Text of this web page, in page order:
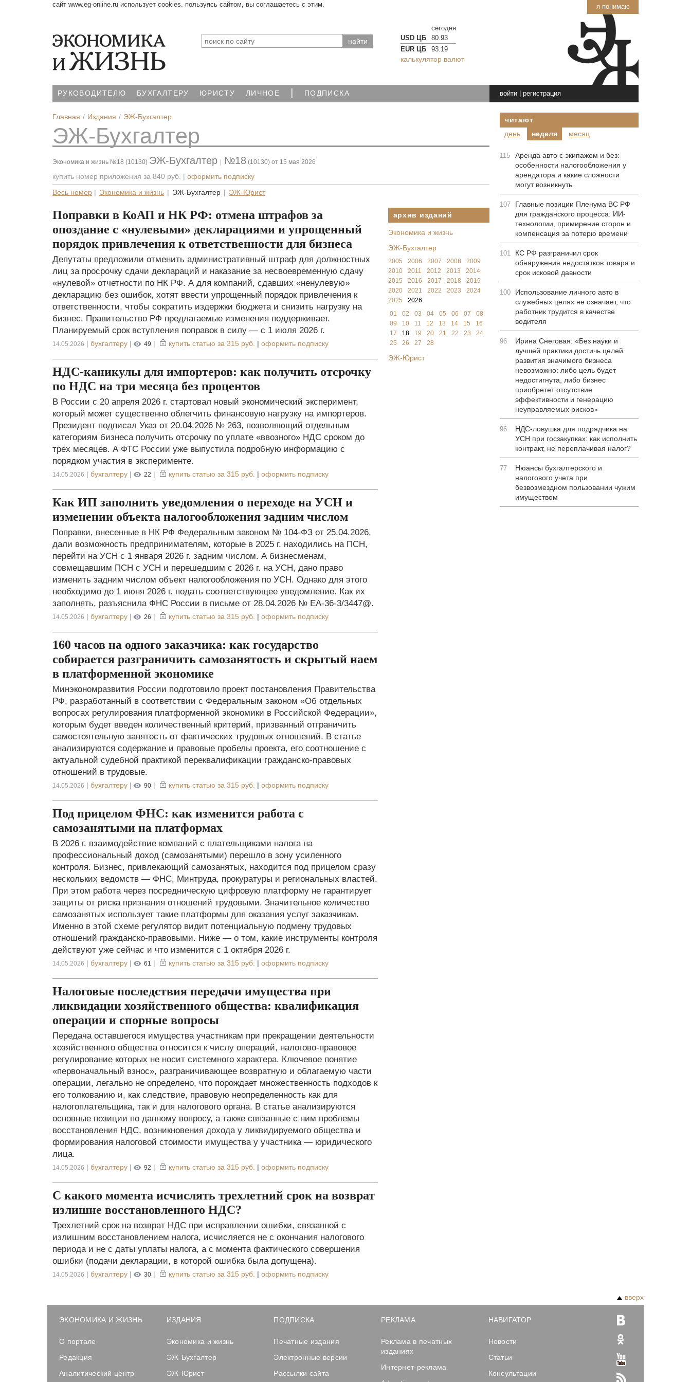
я понимаю
сайт www.eg-online.ru использует cookies. пользуясь сайтом, вы соглашаетесь с этим.
сегодня
USD ЦБ
80.93
EUR ЦБ
93.19
калькулятор валют
РУКОВОДИТЕЛЮ БУХГАЛТЕРУ ЮРИСТУ ЛИЧНОЕ | ПОДПИСКА войти| регистрация
Главная Издания ЭЖ-Бухгалтер
ЭЖ-Бухгалтер
Экономика и жизнь №18 (10130) ЭЖ-Бухгалтер №18 (10130) от 15 мая 2026
купить номер приложения за 840 руб. | оформить подписку
Весь номер Экономика и жизнь ЭЖ-Бухгалтер ЭЖ-Юрист
Поправки в КоАП и НК РФ: отмена штрафов за
опоздание с «нулевыми» декларациями и упрощенный
порядок привлечения к ответственности для бизнеса
Депутаты предложили отменить административный штраф для должностных
лиц за просрочку сдачи деклараций и наказание за несвоевременную сдачу
«нулевой» отчетности по НК РФ. А для компаний, сдавших «ненулевую»
декларацию без ошибок, хотят ввести упрощенный порядок привлечения к
ответственности, чтобы сократить издержки бюджета и снизить нагрузку на
бизнес. Правительство РФ предлагаемые изменения поддерживает.
Планируемый срок вступления поправок в силу — с 1 июля 2026 г.
14.05.2026 | бухгалтеру | 49 | купить статью за 315 руб. | оформить подписку
НДС-каникулы для импортеров: как получить отсрочку
по НДС на три месяца без процентов
В России с 20 апреля 2026 г. стартовал новый экономический эксперимент,
который может существенно облегчить финансовую нагрузку на импортеров.
Президент подписал Указ от 20.04.2026 № 263, позволяющий отдельным
категориям бизнеса получить отсрочку по уплате «ввозного» НДС сроком до
трех месяцев. А ФТС России уже выпустила подробную информацию с
порядком участия в эксперименте.
14.05.2026 | бухгалтеру | 22 | купить статью за 315 руб. | оформить подписку
Как ИП заполнить уведомления о переходе на УСН и
изменении объекта налогообложения задним числом
Поправки, внесенные в НК РФ Федеральным законом № 104-ФЗ от 25.04.2026,
дали возможность предпринимателям, которые в 2025 г. находились на ПСН,
перейти на УСН с 1 января 2026 г. задним числом. А бизнесменам,
совмещавшим ПСН с УСН и перешедшим с 2026 г. на УСН, дано право
изменить задним числом объект налогообложения по УСН. Однако для этого
необходимо до 1 июня 2026 г. подать соответствующее уведомление. Как их
заполнять, разъяснила ФНС России в письме от 28.04.2026 № ЕА-36-3/3447@.
14.05.2026 | бухгалтеру | 26 | купить статью за 315 руб. | оформить подписку
160 часов на одного заказчика: как государство
собирается разграничить самозанятость и скрытый наем
в платформенной экономике
Минэкономразвития России подготовило проект постановления Правительства
РФ, разработанный в соответствии с Федеральным законом «Об отдельных
вопросах регулирования платформенной экономики в Российской Федерации»,
которым будет введен количественный критерий, призванный отграничить
самостоятельную занятость от фактических трудовых отношений. В статье
анализируются содержание и правовые пробелы проекта, его соотношение с
актуальной судебной практикой переквалификации гражданско-правовых
отношений в трудовые.
14.05.2026 | бухгалтеру | 90 | купить статью за 315 руб. | оформить подписку
Под прицелом ФНС: как изменится работа с
самозанятыми на платформах
В 2026 г. взаимодействие компаний с плательщиками налога на
профессиональный доход (самозанятыми) перешло в зону усиленного
контроля. Бизнес, привлекающий самозанятых, находится под прицелом сразу
нескольких ведомств — ФНС, Минтруда, прокуратуры и региональных властей.
При этом работа через посредническую цифровую платформу не гарантирует
защиты от риска признания отношений трудовыми. Значительное количество
самозанятых использует такие платформы для оказания услуг заказчикам.
Именно в этой схеме регулятор видит потенциальную подмену трудовых
отношений гражданско-правовыми. Ниже — о том, какие инструменты контроля
действуют уже сейчас и что изменится с 1 октября 2026 г.
14.05.2026 | бухгалтеру | 61 | купить статью за 315 руб. | оформить подписку
Налоговые последствия передачи имущества при
ликвидации хозяйственного общества: квалификация
операции и спорные вопросы
Передача оставшегося имущества участникам при прекращении деятельности
хозяйственного общества относится к числу операций, налогово-правовое
регулирование которых не носит системного характера. Ключевое понятие
«первоначальный взнос», разграничивающее возвратную и облагаемую части
операции, легально не определено, что порождает множественность подходов к
его толкованию и, как следствие, правовую неопределенность как для
налогоплательщика, так и для налогового органа. В статье анализируются
основные позиции по данному вопросу, а также связанные с ним проблемы
восстановления НДС, возникновения дохода у ликвидируемого общества и
формирования налоговой стоимости имущества у участника — юридического
лица.
14.05.2026 | бухгалтеру | 92 | купить статью за 315 руб. | оформить подписку
С какого момента исчислять трехлетний срок на возврат
излишне восстановленного НДС?
Трехлетний срок на возврат НДС при исправлении ошибки, связанной с
излишним восстановлением налога, исчисляется не с окончания налогового
периода и не с даты уплаты налога, а с момента фактического совершения
ошибки (подачи декларации, в которой ошибка была допущена).
14.05.2026 | бухгалтеру | 30 | купить статью за 315 руб. | оформить подписку
архив изданий
Экономика и жизнь
ЭЖ-Бухгалтер
2005 2006 2007 2008
2009
2010
2011 2012 2013
2014
2015
2016 2017 2018
2019
2020
2021 2022 2023
2024
2025
2026
01
02 03 04 05 06 07
08
09
10 11 12 13 14 15
16
17
18 19 20 21 22 23
24
25
26 27 28
ЭЖ-Юрист
читают
день
неделя месяц
115
Аренда авто с экипажем и без:
особенности налогообложения у
арендатора и какие сложности
могут возникнуть
107
Главные позиции Пленума ВС РФ
для гражданского процесса: ИИ-
технологии, примирение сторон и
компенсация за потерю времени
101
КС РФ разграничил срок
обнаружения недостатков товара и
срок исковой давности
100
Использование личного авто в
служебных целях не означает, что
работник трудится в качестве
водителя
96
Ирина Снеговая: «Без науки и
лучшей практики достичь целей
развития значимого бизнеса
невозможно: либо цель будет
недостигнута, либо бизнес
приобретет отсутствие
эффективности и генерацию
неуправляемых рисков»
96
НДС-ловушка для подрядчика на
УСН при госзакупках: как исполнить
контракт, не переплачивая налог?
77
Нюансы бухгалтерского и
налогового учета при
безвозмездном пользовании чужим
имуществом
вверх
ЭКОНОМИКА И ЖИЗНЬ
О портале
Редакция
Аналитический центр
ИЗДАНИЯ
Экономика и жизнь
ЭЖ-Бухгалтер
ЭЖ-Юрист
ПОДПИСКА
Печатные издания
Электронные версии
Рассылки сайта
РЕКЛАМА
Реклама в печатных
изданиях
Интернет-реклама
НАВИГАТОР
Новости
Статьи
Консультации